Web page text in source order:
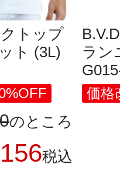
トップ
ト (3L)
のところ
税込
ラン
価格